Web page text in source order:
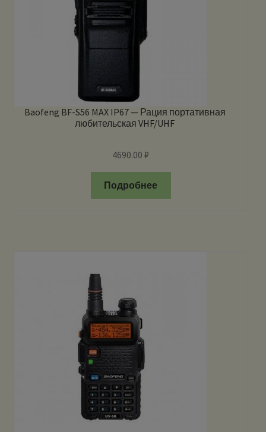
Baofeng BF-S56 MAX IP67 — Рация портативная
любительская VHF/UHF
4690.00₽
Подробнее